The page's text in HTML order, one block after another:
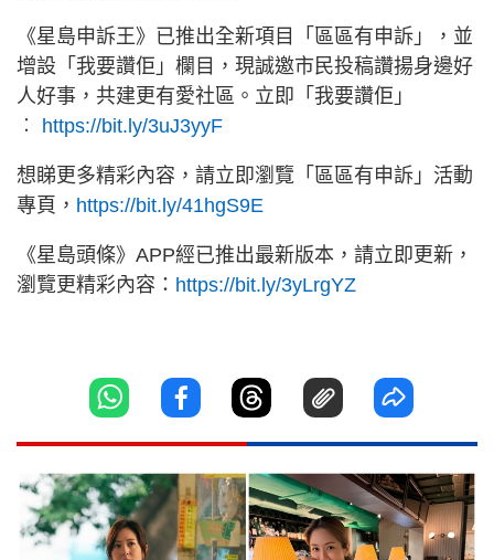
《星島申訴王》已推出全新項目「區區有申訴」，並
增設「我要讚佢」欄目，現誠邀市民投稿讚揚身邊好
人好事，共建更有愛社區。立即「我要讚佢」
︰ https://bit.ly/3uJ3yyF
想睇更多精彩內容，請立即瀏覽「區區有申訴」活動
專頁， https://bit.ly/41hgS9E
《星島頭條》APP經已推出最新版本，請立即更新，
瀏覽更精彩內容： https://bit.ly/3yLrgYZ